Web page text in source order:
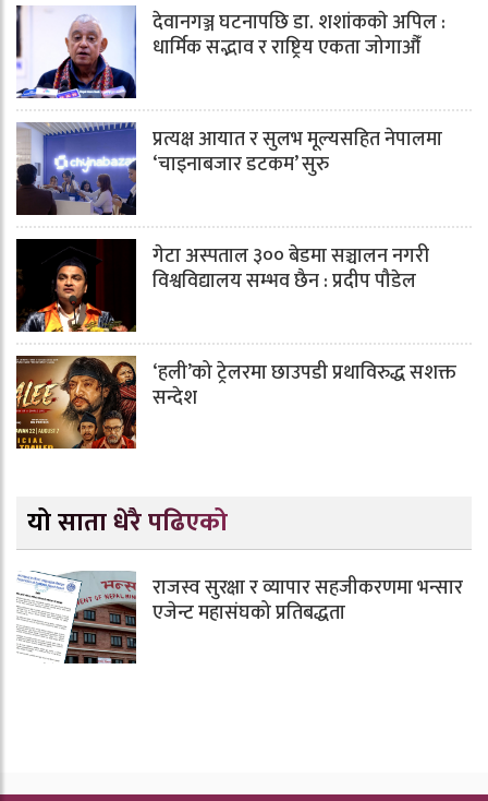
देवानगञ्ज घटनापछि डा. शशांककाे अपिल :
धार्मिक सद्भाव र राष्ट्रिय एकता जोगाऔँ
प्रत्यक्ष आयात र सुलभ मूल्यसहित नेपालमा
‘चाइनाबजार डटकम’ सुरु
गेटा अस्पताल ३०० बेडमा सञ्चालन नगरी
विश्वविद्यालय सम्भव छैन : प्रदीप पौडेल
‘हली’को ट्रेलरमा छाउपडी प्रथाविरुद्ध सशक्त
सन्देश
यो साता धेरै पढिएको
राजस्व सुरक्षा र व्यापार सहजीकरणमा भन्सार
एजेन्ट महासंघको प्रतिबद्धता